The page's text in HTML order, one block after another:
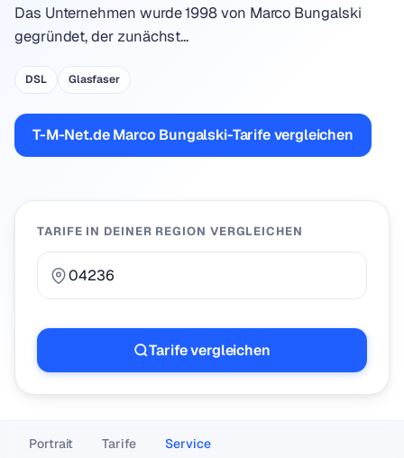
Das Unternehmen wurde 1998 von Marco Bungalski
gegründet, der zunächst…
DSL Glasfaser
T-M-Net.de Marco Bungalski-Tarife vergleichen
TARIFE IN DEINER REGION VERGLEICHEN
Tarife vergleichen
Portrait Tarife Service